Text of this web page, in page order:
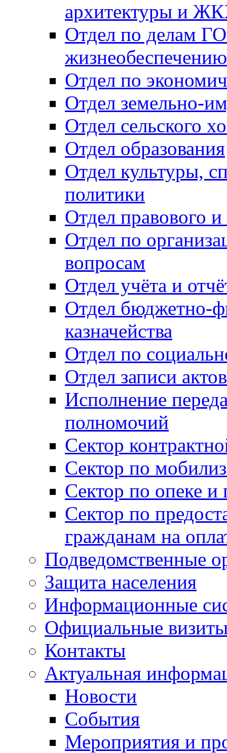
архитектуры и
Отдел по делам
Отдел по
Отдел земельно-
Отдел сельского
Отдел образования
Отдел культуры,
политики
Отдел правового
Отдел по
вопросам
Отдел учёта и
Отдел бюджетно-
казначейства
Отдел по
Отдел записи
Исполнение
полномочий
Сектор
Сектор по
Сектор по опеке и
Сектор по
гражданам на
Подведомственные
Защита населения
Информационные
Официальные
Контакты
Актуальная
Новости
События
Мероприятия и